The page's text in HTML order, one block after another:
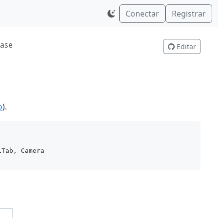
Conectar Registrar
Editar
).